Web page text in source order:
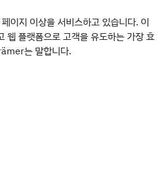
이지 이상을 서비스하고 있습니다. 이
웹 플랫폼으로 고객을 유도하는 가장 효
는 말합니다.